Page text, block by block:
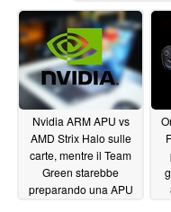
con la CPU da
più veloce di
11/11/2024
Nvidia ARM APU vs
AMD Strix Halo sulle
carte, mentre il Team
Green starebbe
preparando una APU